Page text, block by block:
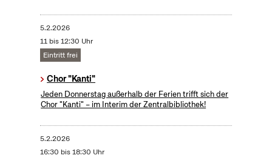
5.2.2026
11 bis 12:30 Uhr
Eintritt frei
Chor "Kanti"
Jeden Donnerstag außerhalb der Ferien trifft sich der
Chor "Kanti" – im Interim der Zentralbibliothek!
5.2.2026
16:30 bis 18:30 Uhr